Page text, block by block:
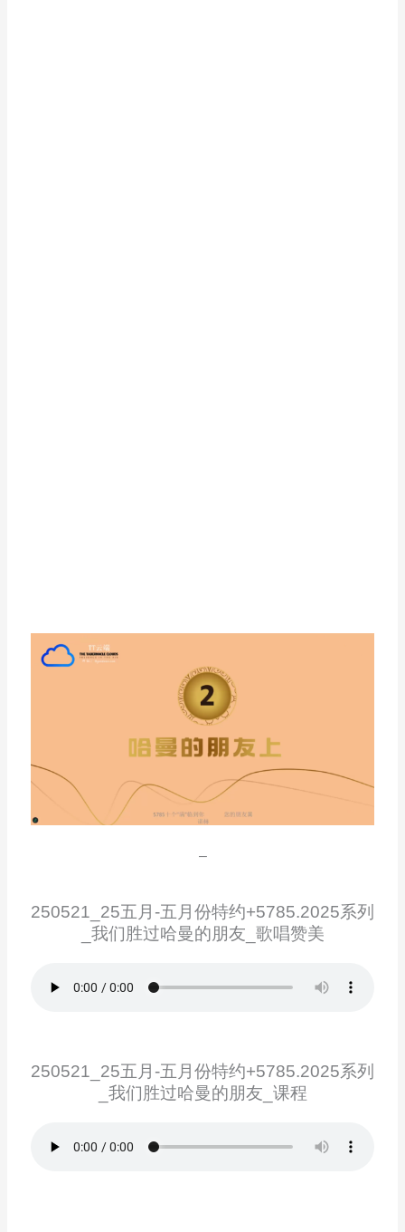
–
250521_25五月-五月份特约+5785.2025系列
_我们胜过哈曼的朋友_歌唱赞美
250521_25五月-五月份特约+5785.2025系列
_我们胜过哈曼的朋友_课程